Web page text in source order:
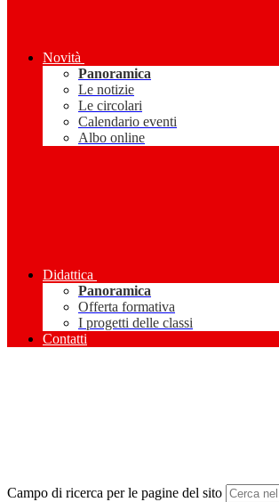
Novità
Panoramica
Le notizie
Le circolari
Calendario eventi
Albo online
Didattica
Panoramica
Offerta formativa
I progetti delle classi
Contatti
Campo di ricerca per le pagine del sito